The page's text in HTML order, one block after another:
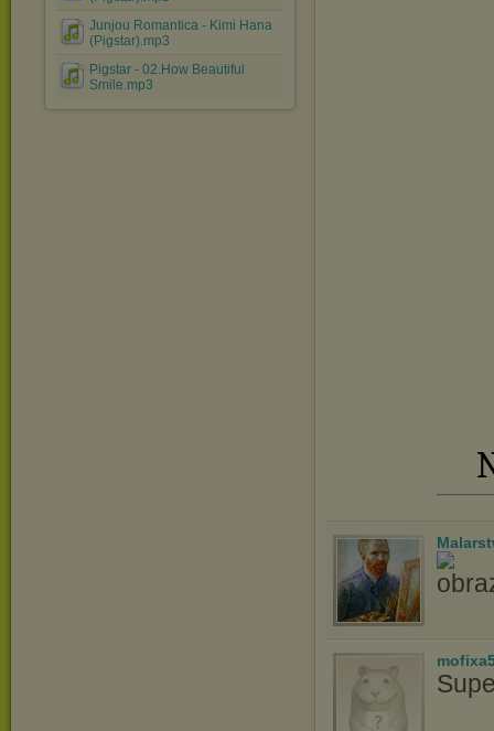
Junjou Romantica - Kimi Hana
(Pigstar).mp3
Pigstar - 02.How Beautiful
Smile.mp3